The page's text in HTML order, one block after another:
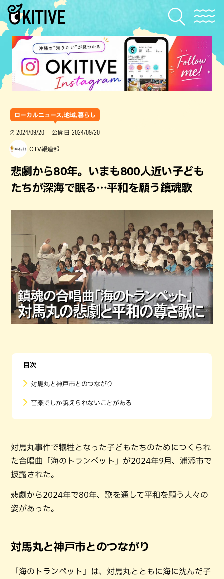
ローカルニュース,地域,暮らし
2024/09/20 公開日 2024/09/20
OTV報道部
悲劇から80年。いまも800人近い子ども
たちが深海で眠る…平和を願う鎮魂歌
目次
対馬丸と神戸市とのつながり
音楽でしか訴えられないことがある
対馬丸事件で犠牲となった子どもたちのためにつくられ
た合唱曲「海のトランペット」が2024年9月、浦添市で
披露された。
悲劇から2024年で80年、歌を通して平和を願う人々の
姿があった。
対馬丸と神戸市とのつながり
「海のトランペット」は、対馬丸とともに海に沈んだ子